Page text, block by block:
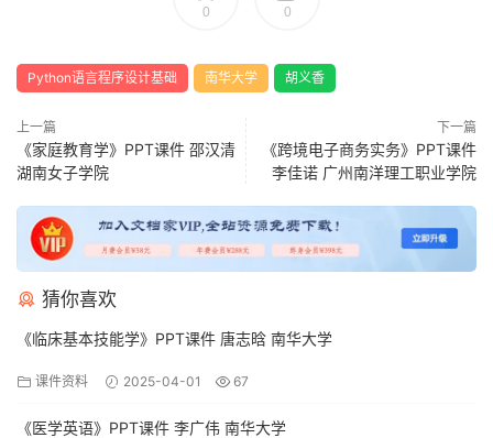
0 0
Python语言程序设计基础 南华大学 胡义香
上一篇
《家庭教育学》PPT课件 邵汉清
湖南女子学院
下一篇
《跨境电子商务实务》PPT课件
李佳诺 广州南洋理工职业学院
猜你喜欢
《临床基本技能学》PPT课件 唐志晗 南华大学
课件资料 2025-04-01 67
《医学英语》PPT课件 李广伟 南华大学